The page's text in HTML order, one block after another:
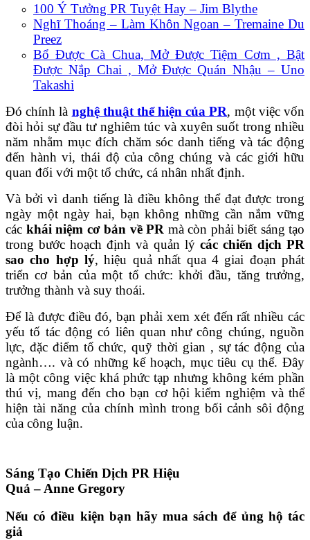
100 Ý Tưởng PR Tuyệt Hay – Jim Blythe
Nghĩ Thoáng – Làm Khôn Ngoan – Tremaine Du
Preez
Bổ Được Cà Chua, Mở Được Tiệm Cơm , Bật
Được Nắp Chai , Mở Được Quán Nhậu – Uno
Takashi
Đó chính là nghệ thuật thể hiện của PR, một việc vốn
đòi hỏi sự đầu tư nghiêm túc và xuyên suốt trong nhiều
năm nhằm mục đích chăm sóc danh tiếng và tác động
đến hành vi, thái độ của công chúng và các giới hữu
quan đối với một tổ chức, cá nhân nhất định.
Và bởi vì danh tiếng là điều không thể đạt được trong
ngày một ngày hai, bạn không những cần nắm vững
các khái niệm cơ bản về PR mà còn phải biết sáng tạo
trong bước hoạch định và quản lý các chiến dịch PR
sao cho hợp lý, hiệu quả nhất qua 4 giai đoạn phát
triển cơ bản của một tổ chức: khởi đầu, tăng trưởng,
trưởng thành và suy thoái.
Để là được điều đó, bạn phải xem xét đến rất nhiều các
yếu tố tác động có liên quan như công chúng, nguồn
lực, đặc điểm tổ chức, quỹ thời gian , sự tác động của
ngành…. và có những kế hoạch, mục tiêu cụ thể. Đây
là một công việc khá phức tạp nhưng không kém phần
thú vị, mang đến cho bạn cơ hội kiểm nghiệm và thể
hiện tài năng của chính mình trong bối cảnh sôi động
của công luận.
Sáng Tạo Chiến Dịch PR Hiệu
Quả – Anne Gregory
Nếu có điều kiện bạn hãy mua sách để ủng hộ tác
giả